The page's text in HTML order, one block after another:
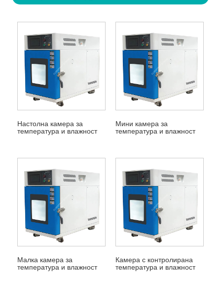
Настолна камера за
температура и влажност
Мини камера за
температура и влажност
Малка камера за
температура и влажност
Камера с контролирана
температура и влажност